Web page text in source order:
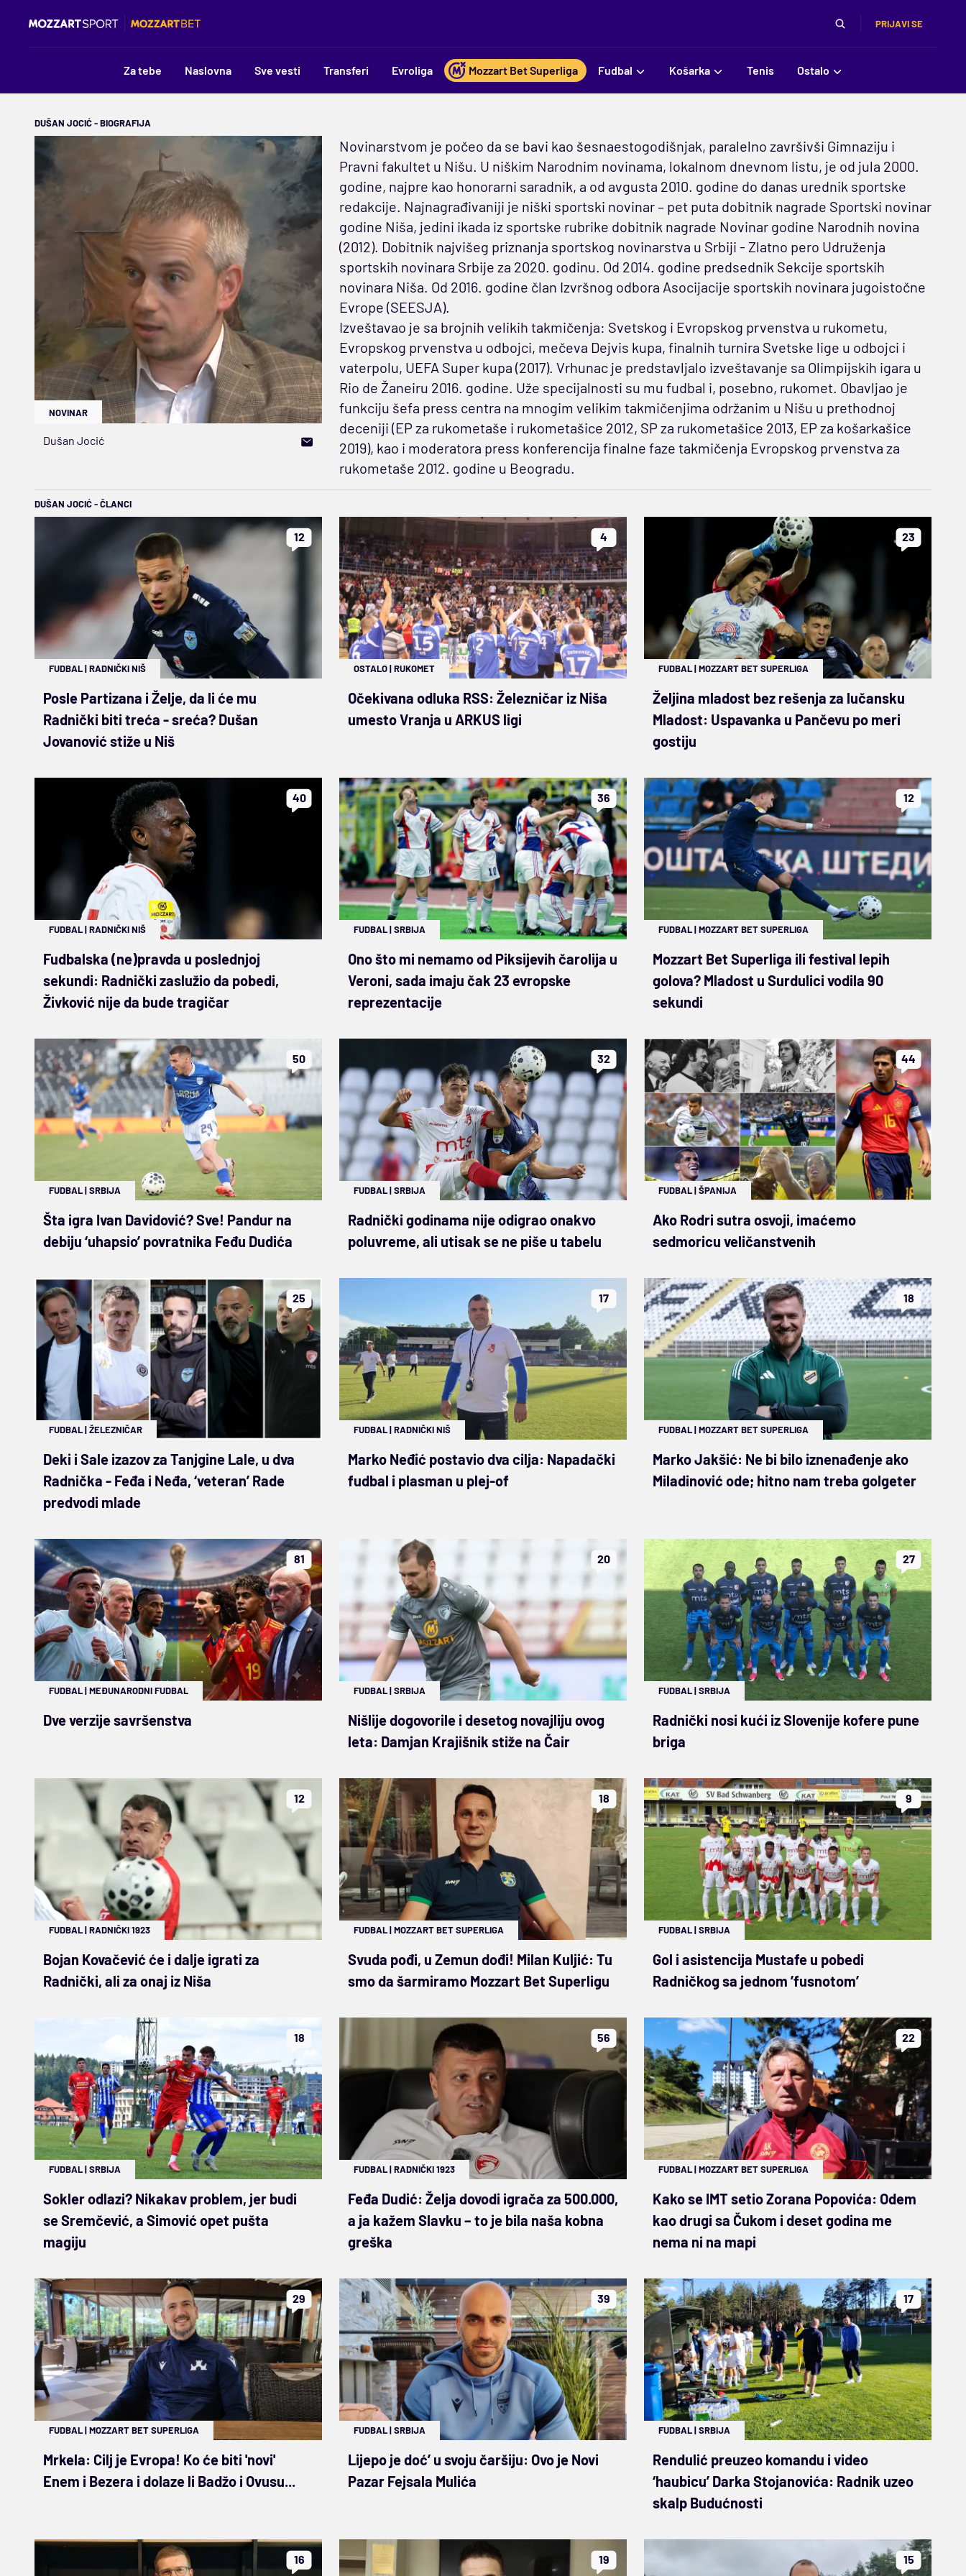
PRIJAVI SE
Za tebe Naslovna Sve vesti Transferi Evroliga Mozzart Bet Superliga Fudbal Košarka Tenis Ostalo
DUŠAN JOCIĆ - BIOGRAFIJA
NOVINAR
Dušan Jocić
Novinarstvom je počeo da se bavi kao šesnaestogodišnjak, paralelno završivši Gimnaziju i
Pravni fakultet u Nišu. U niškim Narodnim novinama, lokalnom dnevnom listu, je od jula 2000.
godine, najpre kao honorarni saradnik, a od avgusta 2010. godine do danas urednik sportske
redakcije. Najnagrađivaniji je niški sportski novinar – pet puta dobitnik nagrade Sportski novinar
godine Niša, jedini ikada iz sportske rubrike dobitnik nagrade Novinar godine Narodnih novina
(2012). Dobitnik najvišeg priznanja sportskog novinarstva u Srbiji - Zlatno pero Udruženja
sportskih novinara Srbije za 2020. godinu. Od 2014. godine predsednik Sekcije sportskih
novinara Niša. Od 2016. godine član Izvršnog odbora Asocijacije sportskih novinara jugoistočne
Evrope (SEESJA).
Izveštavao je sa brojnih velikih takmičenja: Svetskog i Evropskog prvenstva u rukometu,
Evropskog prvenstva u odbojci, mečeva Dejvis kupa, finalnih turnira Svetske lige u odbojci i
vaterpolu, UEFA Super kupa (2017). Vrhunac je predstavljalo izveštavanje sa Olimpijskih igara u
Rio de Žaneiru 2016. godine. Uže specijalnosti su mu fudbal i, posebno, rukomet. Obavljao je
funkciju šefa press centra na mnogim velikim takmičenjima održanim u Nišu u prethodnoj
deceniji (EP za rukometaše i rukometašice 2012, SP za rukometašice 2013, EP za košarkašice
2019), kao i moderatora press konferencija finalne faze takmičenja Evropskog prvenstva za
rukometaše 2012. godine u Beogradu.
DUŠAN JOCIĆ - ČLANCI
12
FUDBAL|RADNIČKI NIŠ
Posle Partizana i Želje, da li će mu
Radnički biti treća - sreća? Dušan
Jovanović stiže u Niš
4
OSTALO|RUKOMET
Očekivana odluka RSS: Železničar iz Niša
umesto Vranja u ARKUS ligi
23
FUDBAL|MOZZART BET SUPERLIGA
Željina mladost bez rešenja za lučansku
Mladost: Uspavanka u Pančevu po meri
gostiju
40
FUDBAL|RADNIČKI NIŠ
Fudbalska (ne)pravda u poslednjoj
sekundi: Radnički zaslužio da pobedi,
Živković nije da bude tragičar
36
FUDBAL|SRBIJA
Ono što mi nemamo od Piksijevih čarolija u
Veroni, sada imaju čak 23 evropske
reprezentacije
12
FUDBAL|MOZZART BET SUPERLIGA
Mozzart Bet Superliga ili festival lepih
golova? Mladost u Surdulici vodila 90
sekundi
50
FUDBAL|SRBIJA
Šta igra Ivan Davidović? Sve! Pandur na
debiju ‘uhapsio’ povratnika Feđu Dudića
32
FUDBAL|SRBIJA
Radnički godinama nije odigrao onakvo
poluvreme, ali utisak se ne piše u tabelu
44
FUDBAL|ŠPANIJA
Ako Rodri sutra osvoji, imaćemo
sedmoricu veličanstvenih
25
FUDBAL|ŽELEZNIČAR
Deki i Sale izazov za Tanjgine Lale, u dva
Radnička - Feđa i Neđa, ‘veteran’ Rade
predvodi mlade
17
FUDBAL|RADNIČKI NIŠ
Marko Neđić postavio dva cilja: Napadački
fudbal i plasman u plej-of
18
FUDBAL|MOZZART BET SUPERLIGA
Marko Jakšić: Ne bi bilo iznenađenje ako
Miladinović ode; hitno nam treba golgeter
81
FUDBAL|MEĐUNARODNI FUDBAL
Dve verzije savršenstva
20
FUDBAL|SRBIJA
Nišlije dogovorile i desetog novajliju ovog
leta: Damjan Krajišnik stiže na Čair
27
FUDBAL|SRBIJA
Radnički nosi kući iz Slovenije kofere pune
briga
12
FUDBAL|RADNIČKI 1923
Bojan Kovačević će i dalje igrati za
Radnički, ali za onaj iz Niša
18
FUDBAL|MOZZART BET SUPERLIGA
Svuda pođi, u Zemun dođi! Milan Kuljić: Tu
smo da šarmiramo Mozzart Bet Superligu
9
FUDBAL|SRBIJA
Gol i asistencija Mustafe u pobedi
Radničkog sa jednom ’fusnotom’
18
FUDBAL|SRBIJA
Sokler odlazi? Nikakav problem, jer budi
se Sremčević, a Simović opet pušta
magiju
56
FUDBAL|RADNIČKI 1923
Feđa Dudić: Želja dovodi igrača za 500.000,
a ja kažem Slavku – to je bila naša kobna
greška
22
FUDBAL|MOZZART BET SUPERLIGA
Kako se IMT setio Zorana Popovića: Odem
kao drugi sa Čukom i deset godina me
nema ni na mapi
29
FUDBAL|MOZZART BET SUPERLIGA
Mrkela: Cilj je Evropa! Ko će biti 'novi'
Enem i Bezera i dolaze li Badžo i Ovusu...
39
FUDBAL|SRBIJA
Lijepo je doć’ u svoju čaršiju: Ovo je Novi
Pazar Fejsala Mulića
17
FUDBAL|SRBIJA
Rendulić preuzeo komandu i video
‘haubicu’ Darka Stojanovića: Radnik uzeo
skalp Budućnosti
16 19 15